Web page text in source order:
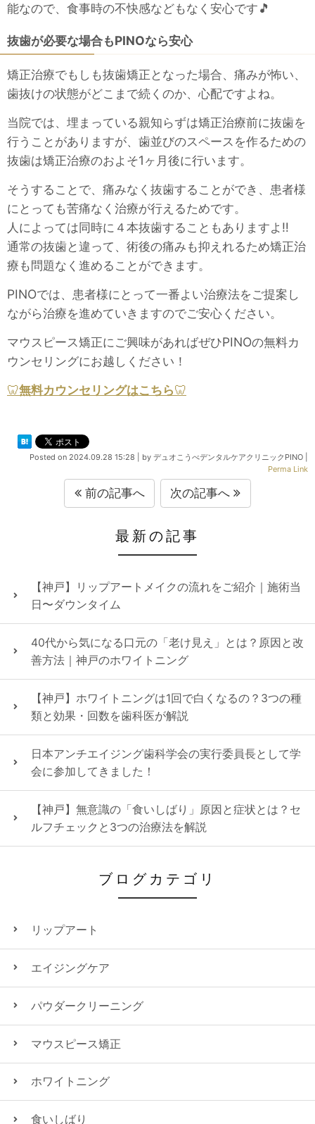
能なので、食事時の不快感などもなく安心です🎵
抜歯が必要な場合もPINOなら安心
矯正治療でもしも抜歯矯正となった場合、痛みが怖い、
歯抜けの状態がどこまで続くのか、心配ですよね。
当院では、埋まっている親知らずは矯正治療前に抜歯を
行うことがありますが、歯並びのスペースを作るための
抜歯は矯正治療のおよそ1ヶ月後に行います。
そうすることで、痛みなく抜歯することができ、患者様
にとっても苦痛なく治療が行えるためです。
人によっては同時に４本抜歯することもありますよ‼
通常の抜歯と違って、術後の痛みも抑えれるため矯正治
療も問題なく進めることができます。
PINOでは、患者様にとって一番よい治療法をご提案し
ながら治療を進めていきますのでご安心ください。
マウスピース矯正にご興味があればぜひPINOの無料カ
ウンセリングにお越しください！
🦷無料カウンセリングはこちら🦷
Posted on 2024.09.28 15:28 by デュオこうべデンタルケアクリニックPINO
Perma Link
前の記事へ 次の記事へ
最新の記事
【神戸】リップアートメイクの流れをご紹介｜施術当
日〜ダウンタイム
40代から気になる口元の「老け見え」とは？原因と改
善方法｜神戸のホワイトニング
【神戸】ホワイトニングは1回で白くなるの？3つの種
類と効果・回数を歯科医が解説
日本アンチエイジング歯科学会の実行委員長として学
会に参加してきました！
【神戸】無意識の「食いしばり」原因と症状とは？セ
ルフチェックと3つの治療法を解説
ブログカテゴリ
リップアート
エイジングケア
パウダークリーニング
マウスピース矯正
ホワイトニング
食いしばり